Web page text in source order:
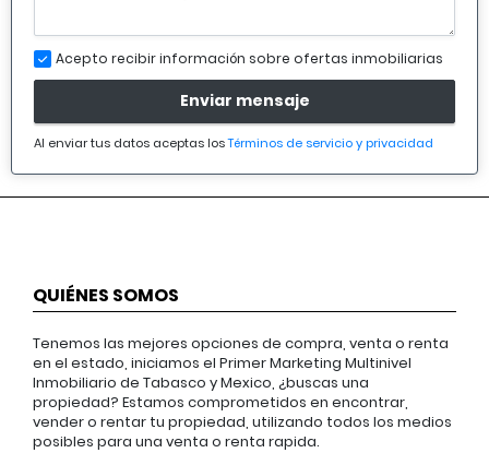
Acepto recibir información sobre ofertas inmobiliarias
Enviar mensaje
Al enviar tus datos aceptas losTérminos de servicio y privacidad
QUIÉNES SOMOS
Tenemos las mejores opciones de compra, venta o renta
en el estado, iniciamos el Primer Marketing Multinivel
Inmobiliario de Tabasco y Mexico, ¿buscas una
propiedad? Estamos comprometidos en encontrar,
vender o rentar tu propiedad, utilizando todos los medios
posibles para una venta o renta rapida.